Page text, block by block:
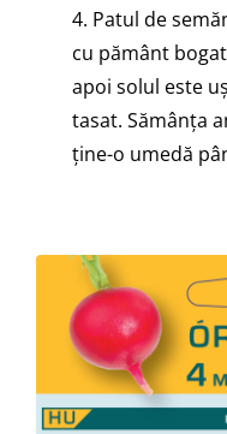
4. Patul de
cu pământ
apoi solul este
tasat. Sămânța
ține-o umedă